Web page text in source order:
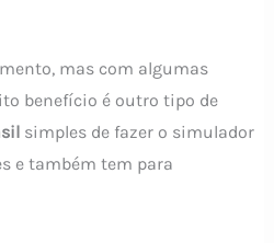
mas com algumas
benefício é outro tipo de
simples de fazer o simulador
e também tem para